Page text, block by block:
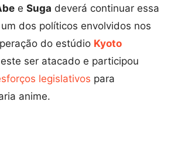
e Suga deverá continuar essa
dos políticos envolvidos nos
do estúdio Kyoto
ser atacado e participou
legislativos para
anime.